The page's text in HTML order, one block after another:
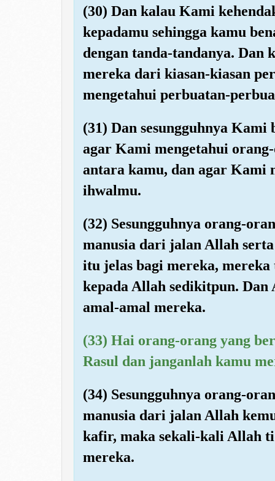
(30) Dan kalau Kami
kepadamu sehingga kamu
dengan tanda-tandanya. Dan
mereka dari kiasan-kiasan
mengetahui perbuatan-
(31) Dan sesungguhnya
agar Kami mengetahui
antara kamu, dan agar Kami
ihwalmu.
(32) Sesungguhnya orang-
manusia dari jalan Allah
itu jelas bagi mereka,
kepada Allah sedikitpun. Dan
amal-amal mereka.
(33) Hai orang-orang yang
Rasul dan janganlah kamu
(34) Sesungguhnya orang-
manusia dari jalan Allah
kafir, maka sekali-kali Allah
mereka.